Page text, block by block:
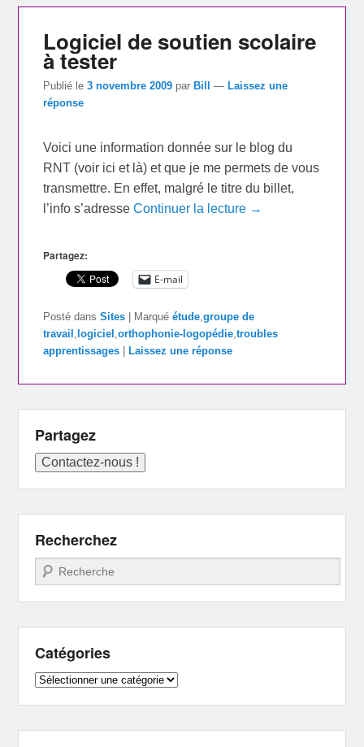
Logiciel de soutien scolaire
à tester
Publié le3 novembre 2009 par Bill — Laissez une
réponse
Voici une information donnée sur le blog du
RNT (voir ici et là) et que je me permets de vous
transmettre. En effet, malgré le titre du billet,
l’info s’adresseContinuer la lecture →
Partagez:
E-mail
Posté dans Sites Marqué étude ,groupe de
travail
logiciel ,orthophonie-logopédie ,troubles
apprentissages
Laissez une réponse
Partagez
Recherchez
Recherche
Catégories
Catégories